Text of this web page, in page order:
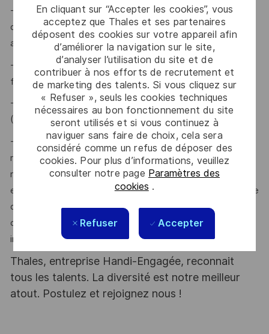
En cliquant sur “Accepter les cookies”, vous
acceptez que Thales et ses partenaires
déposent des cookies sur votre appareil afin
d’améliorer la navigation sur le site,
d’analyser l’utilisation du site et de
contribuer à nos efforts de recrutement et
de marketing des talents. Si vous cliquez sur
« Refuser », seuls les cookies techniques
nécessaires au bon fonctionnement du site
seront utilisés et si vous continuez à
naviguer sans faire de choix, cela sera
considéré comme un refus de déposer des
cookies. Pour plus d’informations, veuillez
consulter notre page Paramètres des
cookies .
Refuser Accepter
- Issu d'un BAC+5, vous avez au moins 5 à 10 années
d’expérience dans le développement d’équipements
aéronautiques (HW, SW, produit), avec application d’ETSO ?
- Vous avez pratiqué avec succès du management
fonctionnel d’équipe ?
- Vous maitrisez l’application des standards de certification
(DO-178, DO-254, DO-160) et IMA (DO-297) ?
- Vous avez eu une expérience industrielle en tant que
responsable industriel d’un projet en développement ou
responsable produit série, ou avez démontré lors de votre
expérience professionnelle une capacité à mettre en œuvre
du Design for Production pour tenir les objectifs de FPY,
couts objectifs de production et globalement de maturité
industrielle ?
Thales, entreprise Handi-Engagée, reconnait
tous les talents. La diversité est notre meilleur
atout. Postulez et rejoignez nous !